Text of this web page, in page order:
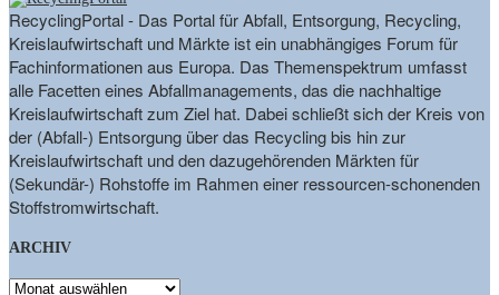
RecyclingPortal - Das Portal für Abfall, Entsorgung, Recycling,
Kreislaufwirtschaft und Märkte ist ein unabhängiges Forum für
Fachinformationen aus Europa. Das Themenspektrum umfasst
alle Facetten eines Abfallmanagements, das die nachhaltige
Kreislaufwirtschaft zum Ziel hat. Dabei schließt sich der Kreis von
der (Abfall-) Entsorgung über das Recycling bis hin zur
Kreislaufwirtschaft und den dazugehörenden Märkten für
(Sekundär-) Rohstoffe im Rahmen einer ressourcen-schonenden
Stoffstromwirtschaft.
ARCHIV
ARCHIV